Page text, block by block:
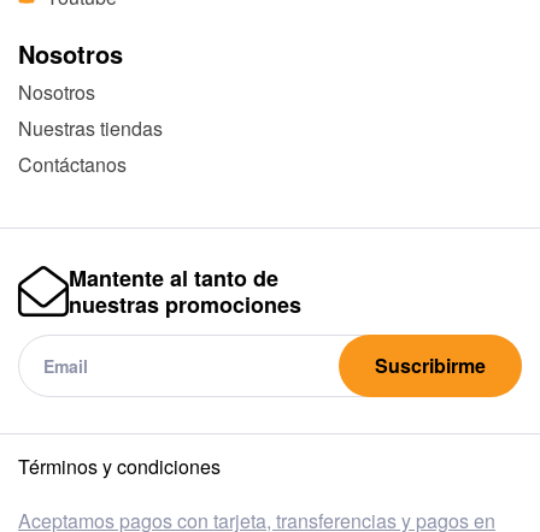
Nosotros
Nosotros
Nuestras tiendas
Contáctanos
Mantente al tanto de
nuestras promociones
Suscribirme
Términos y condiciones
Aceptamos pagos con tarjeta, transferencias y pagos en